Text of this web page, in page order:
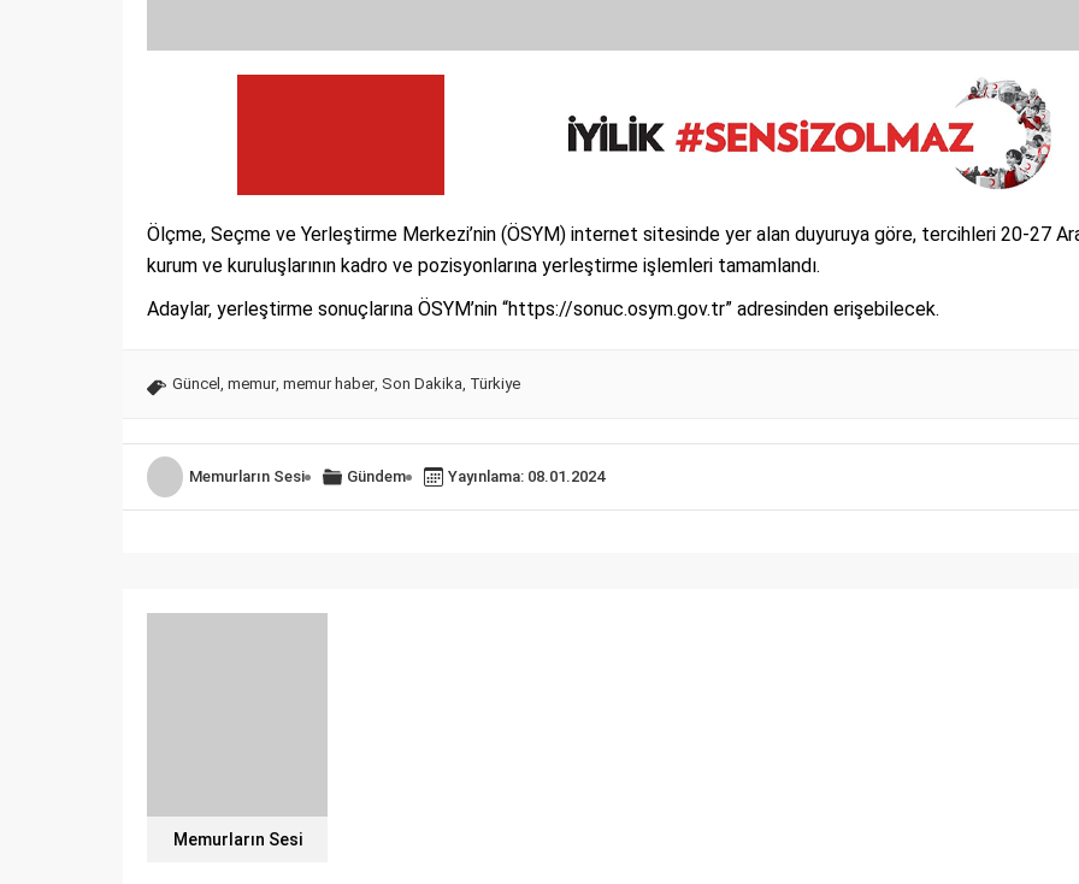
Ölçme, Seçme ve Yerleştirme Merkezi’nin (ÖSYM) internet sitesinde yer alan duyuruya göre, tercihleri 20-27
kurum ve kuruluşlarının kadro ve pozisyonlarına yerleştirme işlemleri tamamlandı.
Adaylar, yerleştirme sonuçlarına ÖSYM’nin “https://sonuc.osym.gov.tr” adresinden erişebilecek.
Güncel , memur, memur haber, Son Dakika, Türkiye
Memurların Sesi Gündem Yayınlama: 08.01.2024
Memurların Sesi